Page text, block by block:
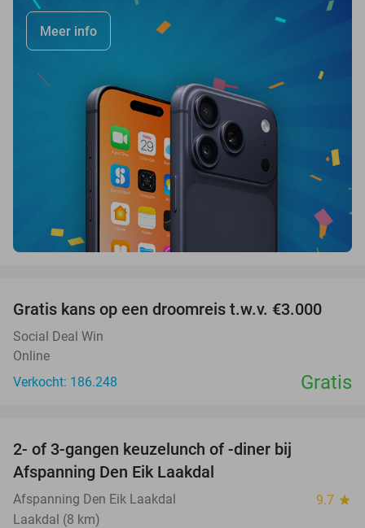
Meer info
Gratis kans op een droomreis t.w.v. €3.000
Social Deal Win
Online
Verkocht: 186.248
Gratis
2- of 3-gangen keuzelunch of -diner bij
Afspanning Den Eik Laakdal
Afspanning Den Eik Laakdal 9.7 star
Laakdal (8 km)